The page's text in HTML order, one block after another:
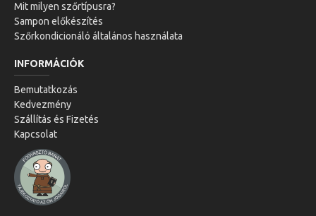
Mit milyen szőrtípusra?
Sampon előkészítés
Szőrkondicionáló általános használata
INFORMÁCIÓK
Bemutatkozás
Kedvezmény
Szállítás és Fizetés
Kapcsolat